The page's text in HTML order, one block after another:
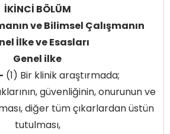
İKİNCİ BÖLÜM
ve Bilimsel Çalışmanın
İlke ve Esasları
Genel ilke
(1) Bir klinik araştırmada;
güvenliğinin, onurunun ve
diğer tüm çıkarlardan üstün
tutulması,